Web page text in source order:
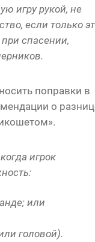
игру рукой, не
если только
спасении,
поправки в
о
игрок
или
головой).